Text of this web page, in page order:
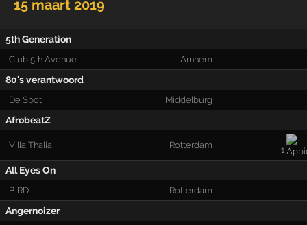
15 maart 2019
5th Generation
Club 5th Avenue Arnhem
80's verantwoord
De Spot Middelburg
AfrobeatZ
Villa Thalia Rotterdam 1
All Eyes On
BIRD Rotterdam
Angernoizer